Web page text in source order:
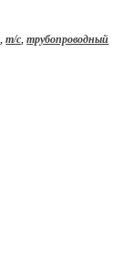
,т/с,трубопроводный